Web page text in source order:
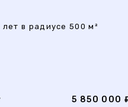
в радиусе 500 м²
5 850 000